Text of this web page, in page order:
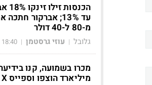
עד 13%; אברקור
מ-80 ל-40 דולר
גלובל | עוזי גרסטמן |
18:40
מיליארד הוצפו וספייס X דווקא זינקה